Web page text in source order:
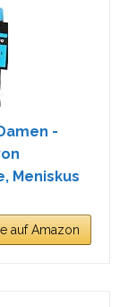
-
Meniskus
auf Amazon